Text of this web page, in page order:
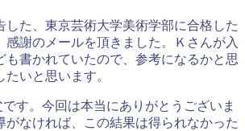
した、東京芸術大学美術学部に合格した
感謝のメールを頂きました。Ｋさんが入
も書かれていたので、参考になるかと思
いと思います。
す。今回は本当にありがとうございま
がなければ、この結果は得られなかった